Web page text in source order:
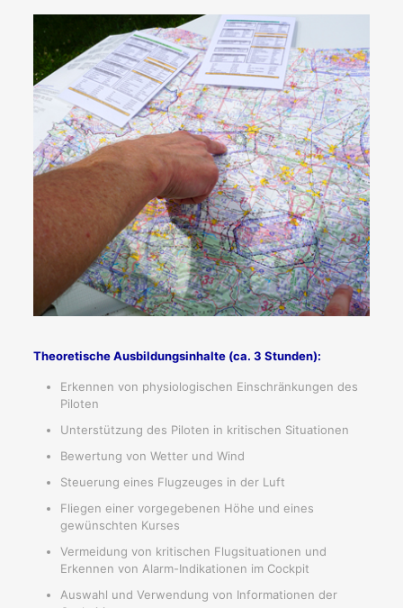
Theoretische Ausbildungsinhalte (ca. 3 Stunden):
Erkennen von physiologischen Einschränkungen des
Piloten
Unterstützung des Piloten in kritischen Situationen
Bewertung von Wetter und Wind
Steuerung eines Flugzeuges in der Luft
Fliegen einer vorgegebenen Höhe und eines
gewünschten Kurses
Vermeidung von kritischen Flugsituationen und
Erkennen von Alarm-Indikationen im Cockpit
Auswahl und Verwendung von Informationen der